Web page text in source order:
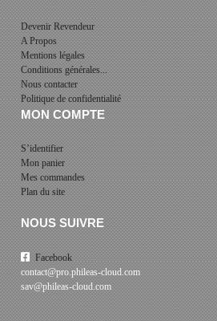
Devenir Revendeur
A Propos
Mentions légales
Conditions générales...
Nous contacter
Politique de confidentialité
MON COMPTE
S’identifier
Mon panier
Mes commandes
Plan du site
NOUS SUIVRE
Facebook
contact@pro.phileas-cloud.com
sav@phileas-cloud.com